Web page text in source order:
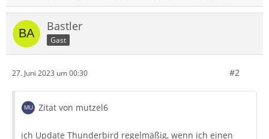
Bastler
Gast
27. Juni 2023 um 00:30 #2
Zitat von mutzel6
ich Update Thunderbird regelmäßig, wenn ich einen